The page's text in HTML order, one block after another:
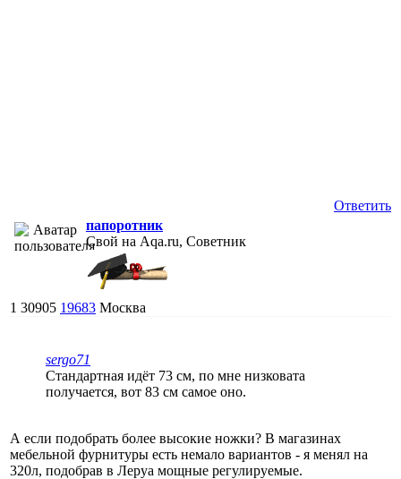
Ответить
папоротник
Свой на Aqa.ru, Советник
1 30905 19683 Москва
sergo71
Стандартная идёт 73 см, по мне низковата
получается, вот 83 см самое оно.
А если подобрать более высокие ножки? В магазинах
мебельной фурнитуры есть немало вариантов - я менял на
320л, подобрав в Леруа мощные регулируемые.